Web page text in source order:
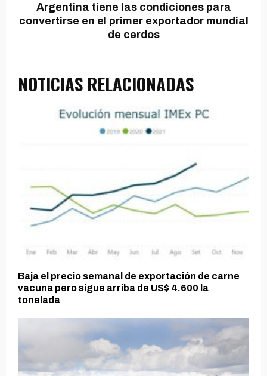
Argentina tiene las condiciones para
convertirse en el primer exportador mundial
de cerdos
NOTICIAS RELACIONADAS
Baja el precio semanal de exportación de carne
vacuna pero sigue arriba de US$ 4.600 la
tonelada